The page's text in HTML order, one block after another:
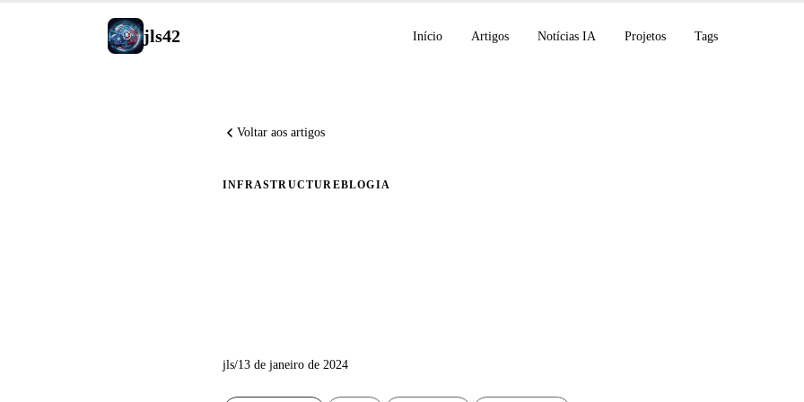
jls42 Início Artigos Notícias IA Projetos Tags
Voltar aos artigos
INFRASTRUCTUREBLOGIA
jls/13 de janeiro de 2024